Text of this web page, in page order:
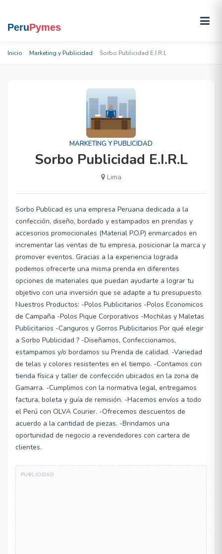
Inicio Marketing y Publicidad Sorbo Publicidad E.I.R.L
MARKETING Y PUBLICIDAD
Sorbo Publicidad E.I.R.L
Lima
Sorbo Publicad es una empresa Peruana dedicada a la
confección, diseño, bordado y estampados en prendas y
accesorios promocionales (Material P.O.P) enmarcados en
incrementar las ventas de tu empresa, posicionar la marca y
promover eventos. Gracias a la experiencia lograda
podemos ofrecerte una misma prenda en diferentes
opciones de materiales que puedan ayudarte a lograr tu
objetivo con una inversión que se adapte a tu presupuesto.
Nuestros Productos: -Polos Publicitarios -Polos Economicos
de Campaña -Polos Pique Corporativos -Mochilas y Maletas
Publicitarios -Canguros y Gorros Publicitarios Por qué elegir
a Sorbo Publicidad ? -Diseñamos, Confeccionamos,
estampamos y/o bordamos su Prenda de calidad. -Variedad
de telas y colores resistentes en el tiempo. -Contamos con
tienda física y taller de confección ubicados en la zona de
Gamarra. -Cumplimos con la normativa legal, entregamos
factura, boleta y guía de remisión. -Hacemos envíos a todo
el Perú con OLVA Courier. -Ofrecemos descuentos de
acuerdo a la cantidad de piezas. -Brindamos una
oportunidad de negocio a revendedores con cartera de
clientes.